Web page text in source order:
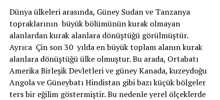
Dünya ülkeleri arasında, Güney Sudan ve Tanzanya
topraklarının büyük bölümünün kurak olmayan
alanlardan kurak alanlara dönüştüğü görülmüştür.
Ayrıca Çin son 30 yılda en büyük toplam alanın kurak
alanlara dönüştüğü ülke olmuştur. Bu arada, Ortabatı
Amerika Birleşik Devletleri ve güney Kanada, kuzeydoğu
Angola ve Güneybatı Hindistan gibi bazı küçük bölgeler
ters bir eğilim göstermiştir. Bu nedenle yerel ölçeklerde